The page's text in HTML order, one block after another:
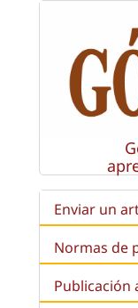
Enviar un
Normas de
Publicación